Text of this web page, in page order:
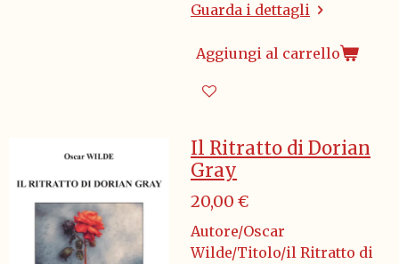
Guarda i dettagli
Aggiungi al carrello
Il Ritratto di Dorian
Gray
20,00 €
Autore/Oscar
Wilde/Titolo/il Ritratto di